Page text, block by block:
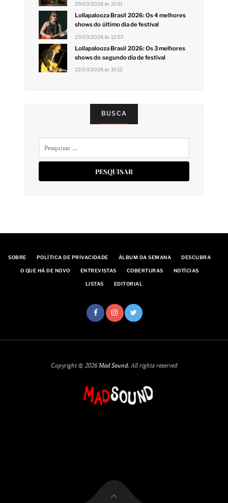
25/03/2026 às 15:51
Lollapalooza Brasil 2026: Os 4 melhores
shows do último dia de festival
23/03/2026 às 12:53
Lollapalooza Brasil 2026: Os 3 melhores
shows do segundo dia de festival
22/03/2026 às 10:12
BUSCA
SOBRE POLÍTICA DE PRIVACIDADE ÁLBUM DA SEMANA DESCUBRA
O QUE HÁ DE NOVO ENTREVISTAS COBERTURAS NOTÍCIAS
LISTAS EDITORIAL
Copyright © 2026Mad Sound. All rights reserved